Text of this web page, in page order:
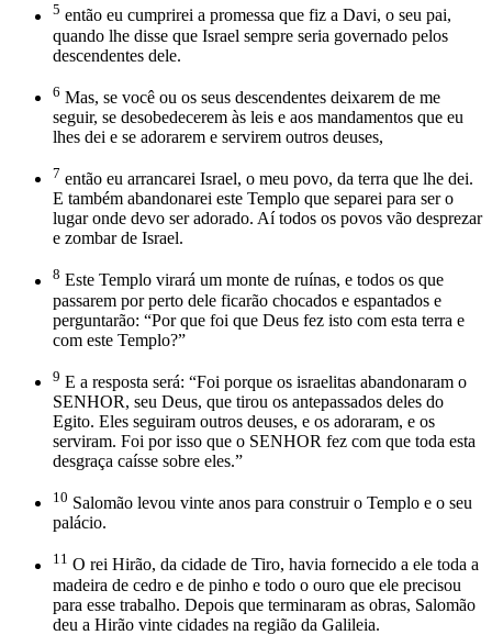
5 então eu cumprirei a promessa que fiz a Davi, o seu pai,
quando lhe disse que Israel sempre seria governado pelos
descendentes dele.
6 Mas, se você ou os seus descendentes deixarem de me
seguir, se desobedecerem às leis e aos mandamentos que eu
lhes dei e se adorarem e servirem outros deuses,
7 então eu arrancarei Israel, o meu povo, da terra que lhe dei.
E também abandonarei este Templo que separei para ser o
lugar onde devo ser adorado. Aí todos os povos vão desprezar
e zombar de Israel.
8 Este Templo virará um monte de ruínas, e todos os que
passarem por perto dele ficarão chocados e espantados e
perguntarão: “Por que foi que Deus fez isto com esta terra e
com este Templo?”
9 E a resposta será: “Foi porque os israelitas abandonaram o
SENHOR, seu Deus, que tirou os antepassados deles do
Egito. Eles seguiram outros deuses, e os adoraram, e os
serviram. Foi por isso que o SENHOR fez com que toda esta
desgraça caísse sobre eles.”
10 Salomão levou vinte anos para construir o Templo e o seu
palácio.
11 O rei Hirão, da cidade de Tiro, havia fornecido a ele toda a
madeira de cedro e de pinho e todo o ouro que ele precisou
para esse trabalho. Depois que terminaram as obras, Salomão
deu a Hirão vinte cidades na região da Galileia.